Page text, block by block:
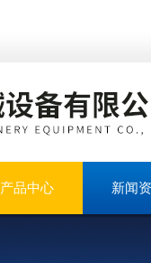
产品中心 新闻